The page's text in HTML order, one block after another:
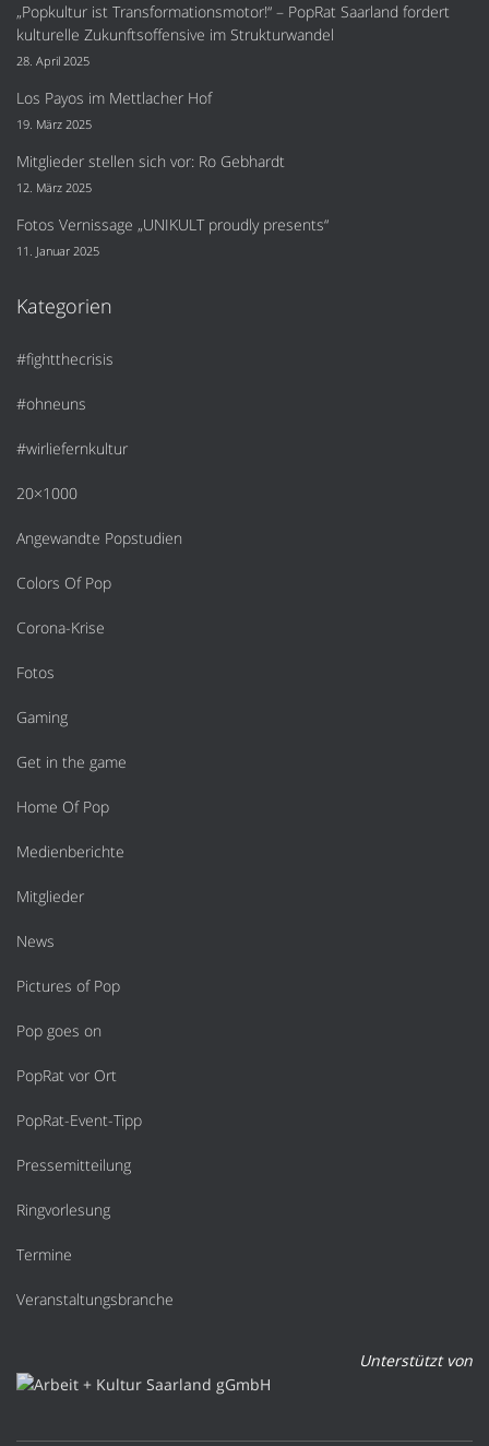
„Popkultur ist Transformationsmotor!“ – PopRat Saarland fordert
kulturelle Zukunftsoffensive im Strukturwandel
28. April 2025
Los Payos im Mettlacher Hof
19. März 2025
Mitglieder stellen sich vor: Ro Gebhardt
12. März 2025
Fotos Vernissage „UNIKULT proudly presents“
11. Januar 2025
Kategorien
#fightthecrisis
#ohneuns
#wirliefernkultur
20×1000
Angewandte Popstudien
Colors Of Pop
Corona-Krise
Fotos
Gaming
Get in the game
Home Of Pop
Medienberichte
Mitglieder
News
Pictures of Pop
Pop goes on
PopRat vor Ort
PopRat-Event-Tipp
Pressemitteilung
Ringvorlesung
Termine
Veranstaltungsbranche
Unterstützt von